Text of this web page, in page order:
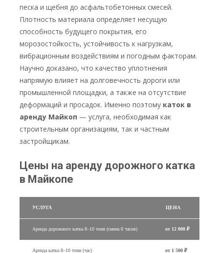
песка и щебня до асфальтобетонных смесей.
Плотность материала определяет несущую
способность будущего покрытия, его
морозостойкость, устойчивость к нагрузкам,
вибрационным воздействиям и погодным факторам.
Научно доказано, что качество уплотнения
напрямую влияет на долговечность дороги или
промышленной площадки, а также на отсутствие
деформаций и просадок. Именно поэтому каток в
аренду Майкоп — услуга, необходимая как
строительным организациям, так и частным
застройщикам.
Цены на аренду дорожного катка
в Майкопе
УСЛУГА ЦЕНА
Аренда дорожного катка 8–10 тонн (смена 8 часов) от 12 000 ₽
Аренда катка 8–10 тонн (час) от 1 500 ₽